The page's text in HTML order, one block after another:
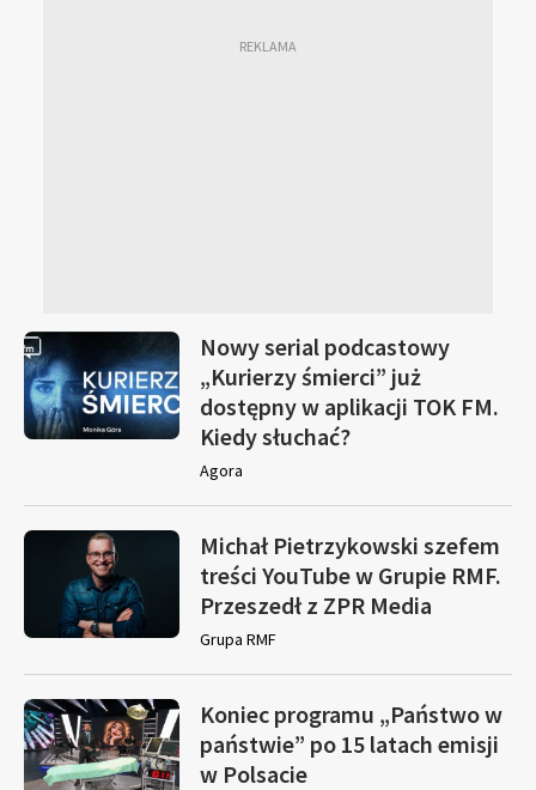
Nowy serial podcastowy
„Kurierzy śmierci” już
dostępny w aplikacji TOK FM.
Kiedy słuchać?
Agora
Michał Pietrzykowski szefem
treści YouTube w Grupie RMF.
Przeszedł z ZPR Media
Grupa RMF
Koniec programu „Państwo w
państwie” po 15 latach emisji
w Polsacie